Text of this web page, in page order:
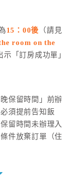
算及辦理。
15：00後 （請見
room on the
示「訂房成功單」
保留時間」前辦
須提前告知飯
留時間未辦理入
件放棄訂單（住